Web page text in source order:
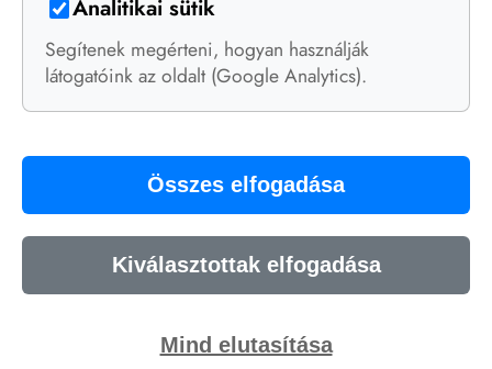
AI
Az alábbi platfromokon elérhetsz.
•Facebook
© 2026 UI-ra
Adatkezelési
Analitikai sütik
Segítenek megérteni, hogyan használják
látogatóink az oldalt (Google Analytics).
Összes elfogadása
Kiválasztottak elfogadása
Mind elutasítása